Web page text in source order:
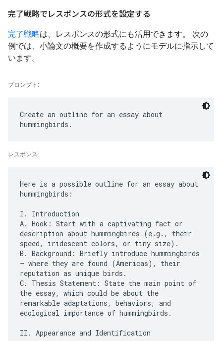
完了戦略でレスポンスの形式を設定する
完了戦略は、レスポンスの形式にも活用できます。 次の
例では、小論文の概要を作成するようにモデルに指示して
います。
プロンプト:
Create an outline for an essay about
レスポンス:
Here is a possible outline for an essay about
hummingbirds:
I. Introduction
A. Hook: Start with a captivating fact or
description about hummingbirds (e.g., their
speed, iridescent colors, or tiny size).
B. Background: Briefly introduce hummingbirds
– where they are found (Americas), their
reputation as unique birds.
C. Thesis Statement: State the main point of
the essay, which could be about the
remarkable adaptations, behaviors, and
ecological importance of hummingbirds.
II. Appearance and Identification